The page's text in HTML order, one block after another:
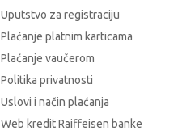
Uputstvo za registraciju
Plaćanje platnim karticama
Plaćanje vaučerom
Politika privatnosti
Uslovi i način plaćanja
Web kredit Raiffeisen banke